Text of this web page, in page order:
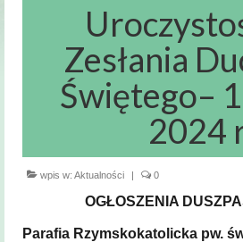
główna
Msze święte
i nabożeństwa
Kancelaria
Sakramenty
Święte
Sakrament Chrztu
Zesłania
Świętego–
2024
wpis w: Aktualności 0
OGŁOSZENIA
Parafia Rzymskokatolicka pw.